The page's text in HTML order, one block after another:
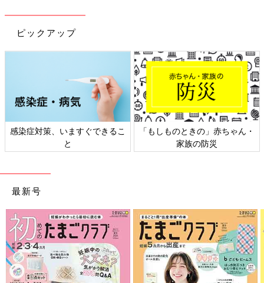
ピックアップ
感染症対策、いますぐできるこ
と
「もしものときの」赤ちゃん・
家族の防災
最新号